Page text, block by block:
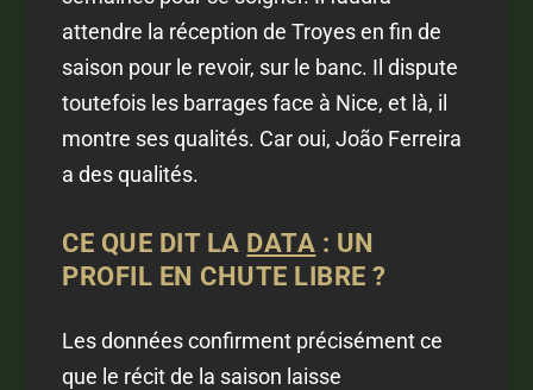
attendre la réception de Troyes en fin de
saison pour le revoir, sur le banc. Il dispute
toutefois les barrages face à Nice, et là, il
montre ses qualités. Car oui, João Ferreira
a des qualités.
CE QUE DIT LA DATA : UN
PROFIL EN CHUTE LIBRE ?
Les données confirment précisément ce
que le récit de la saison laisse